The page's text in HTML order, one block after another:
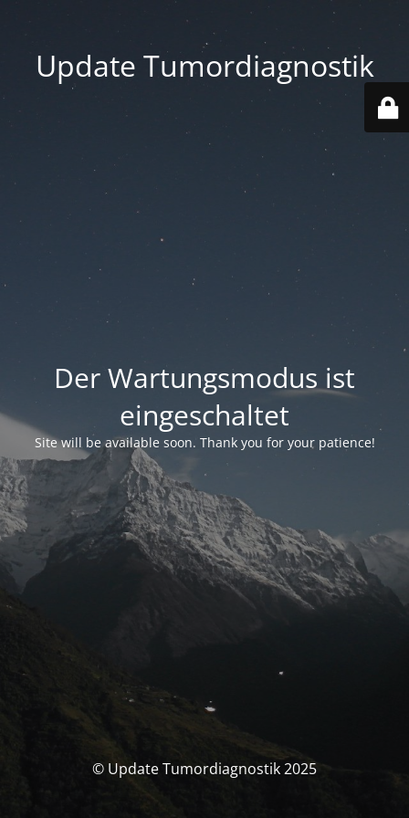
Update Tumordiagnostik
Der Wartungsmodus ist
eingeschaltet
Site will be available soon. Thank you for your patience!
© Update Tumordiagnostik 2025